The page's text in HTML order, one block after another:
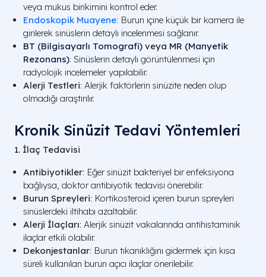
veya mukus birikimini kontrol eder.
Endoskopik Muayene: Burun içine küçük bir kamera ile
girilerek sinüslerin detaylı incelenmesi sağlanır.
BT (Bilgisayarlı Tomografi) veya MR (Manyetik
Rezonans): Sinüslerin detaylı görüntülenmesi için
radyolojik incelemeler yapılabilir.
Alerji Testleri: Alerjik faktörlerin sinüzite neden olup
olmadığı araştırılır.
Kronik Sinüzit Tedavi Yöntemleri
1. İlaç Tedavisi
Antibiyotikler: Eğer sinüzit bakteriyel bir enfeksiyona
bağlıysa, doktor antibiyotik tedavisi önerebilir.
Burun Spreyleri: Kortikosteroid içeren burun spreyleri
sinüslerdeki iltihabı azaltabilir.
Alerji İlaçları: Alerjik sinüzit vakalarında antihistaminik
ilaçlar etkili olabilir.
Dekonjestanlar: Burun tıkanıklığını gidermek için kısa
süreli kullanılan burun açıcı ilaçlar önerilebilir.